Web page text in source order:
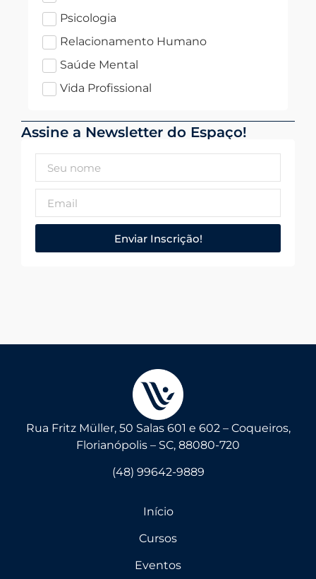
Psicologia
Relacionamento Humano
Saúde Mental
Vida Profissional
Assine a Newsletter do Espaço!
Enviar Inscrição!
Rua Fritz Müller, 50 Salas 601 e 602 – Coqueiros,
Florianópolis – SC, 88080-720
(48) 99642-9889
Início
Cursos
Eventos